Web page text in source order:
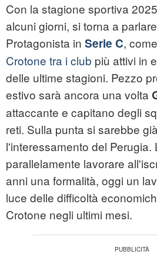
Con la stagione sportiva
alcuni giorni, si torna a
Protagonista in Serie C,
Crotone tra i club più attivi in
delle ultime stagioni. Pezzo
estivo sarà ancora una volta
attaccante e capitano degli
reti. Sulla punta si sarebbe
l'interessamento del Perugia.
parallelamente lavorare
anni una formalità, oggi un
luce delle difficoltà
Crotone negli ultimi mesi.